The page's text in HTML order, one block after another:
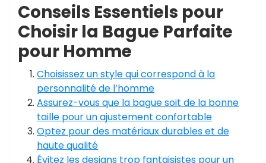
Conseils Essentiels pour
Choisir la Bague Parfaite
pour Homme
Choisissez un style qui correspond à la
personnalité de l’homme
Assurez-vous que la bague soit de la bonne
taille pour un ajustement confortable
Optez pour des matériaux durables et de
haute qualité
Évitez les designs trop fantaisistes pour un